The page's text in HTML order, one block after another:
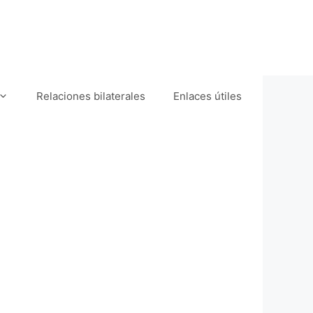
Relaciones bilaterales Enlaces útiles